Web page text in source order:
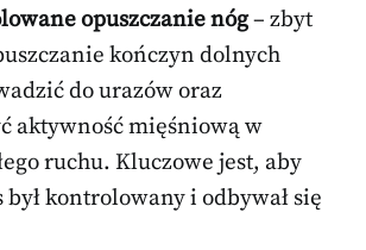
opuszczanie nóg– zbyt
kończyn dolnych
do urazów oraz
aktywność mięśniową w
ruchu. Kluczowe jest, aby
był kontrolowany i odbywał się